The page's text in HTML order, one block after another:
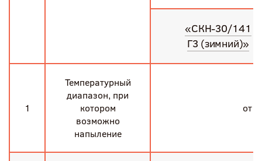
«СКН-30/141
Г3 (зимний)»
1
Температурный
диапазон, при
котором
возможно
напыление
от